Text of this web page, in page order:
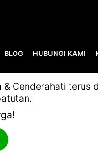
BLOG HUBUNGI KAMI
Cenderahati terus